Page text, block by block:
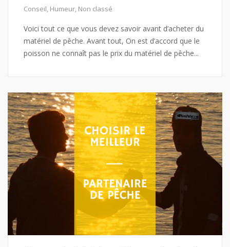
Conseil, Humeur, Non classé
Voici tout ce que vous devez savoir avant d’acheter du
matériel de pêche. Avant tout, On est d’accord que le
poisson ne connaît pas le prix du matériel de pêche...